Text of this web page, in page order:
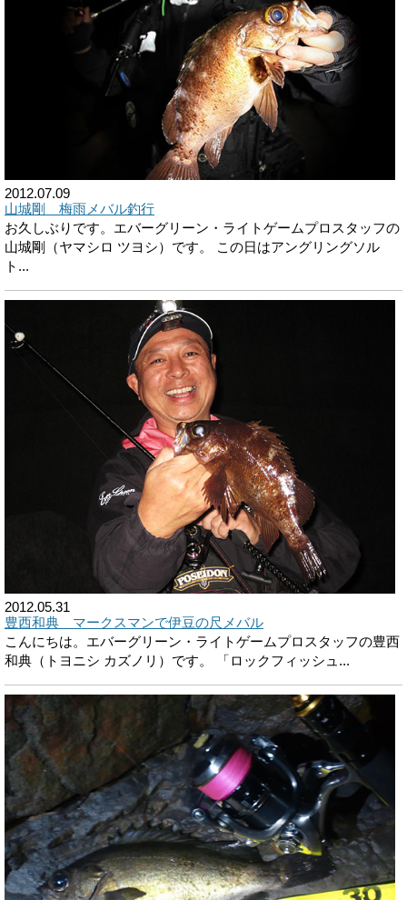
2012.07.09
山城剛 梅雨メバル釣行
お久しぶりです。エバーグリーン・ライトゲームプロスタッフの
山城剛（ヤマシロ ツヨシ）です。 この日はアングリングソル
ト...
2012.05.31
豊西和典 マークスマンで伊豆の尺メバル
こんにちは。エバーグリーン・ライトゲームプロスタッフの豊西
和典（トヨニシ カズノリ）です。 「ロックフィッシュ...